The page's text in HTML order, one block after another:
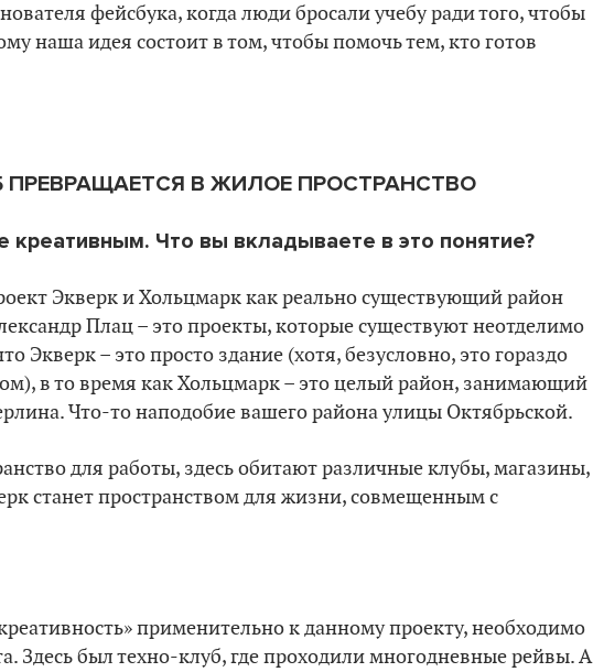
фейсбука, когда люди бросали учебу ради того, чтобы
наша идея состоит в том, чтобы помочь тем, кто готов
ПРЕВРАЩАЕТСЯ В ЖИЛОЕ ПРОСТРАНСТВО
креативным. Что вы вкладываете в это понятие?
Экверк и Хольцмарк как реально существующий район
Плац – это проекты, которые существуют неотделимо
Экверк – это просто здание (хотя, безусловно, это гораздо
в то время как Хольцмарк – это целый район, занимающий
Что-то наподобие вашего района улицы Октябрьской.
для работы, здесь обитают различные клубы, магазины,
станет пространством для жизни, совмещенным с
применительно к данному проекту, необходимо
Здесь был техно-клуб, где проходили многодневные рейвы. А